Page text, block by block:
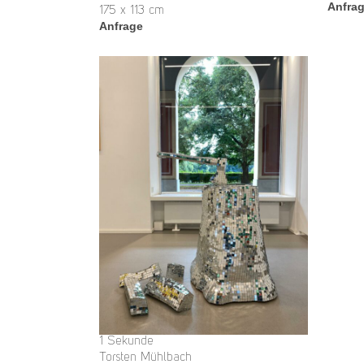
175 x 113 cm
Anfrage
1 Sekunde
Torsten Mühlbach